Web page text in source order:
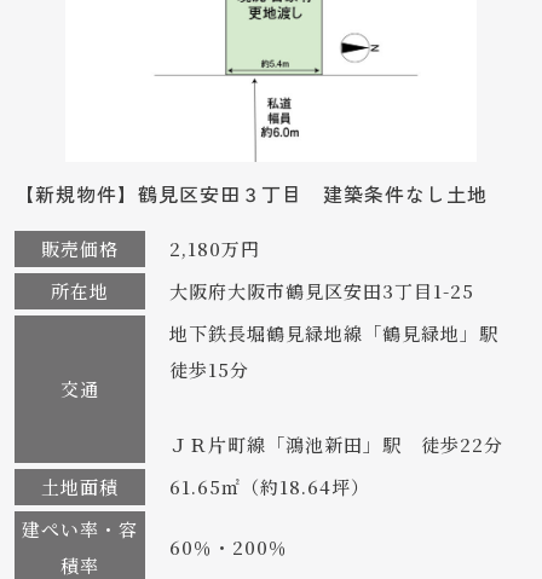
【新規物件】鶴見区安田３丁目 建築条件なし土地
販売価格
2,180万円
所在地
大阪府大阪市鶴見区安田3丁目1-25
交通
地下鉄長堀鶴見緑地線「鶴見緑地」駅
徒歩15分
ＪＲ片町線「鴻池新田」駅 徒歩22分
土地面積
61.65㎡（約18.64坪）
建ぺい率・容
積率
60％・200％